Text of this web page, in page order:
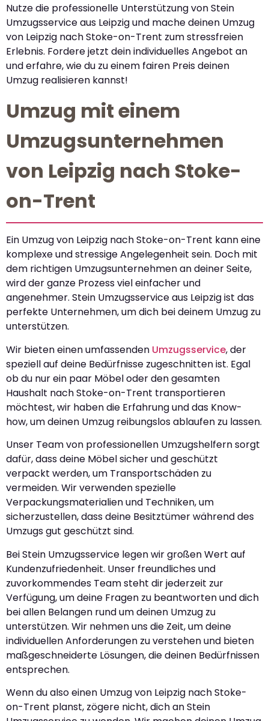
Nutze die professionelle Unterstützung von Stein
Umzugsservice aus Leipzig und mache deinen Umzug
von Leipzig nach Stoke-on-Trent zum stressfreien
Erlebnis. Fordere jetzt dein individuelles Angebot an
und erfahre, wie du zu einem fairen Preis deinen
Umzug realisieren kannst!
Umzug mit einem
Umzugsunternehmen
von Leipzig nach Stoke-
on-Trent
Ein Umzug von Leipzig nach Stoke-on-Trent kann eine
komplexe und stressige Angelegenheit sein. Doch mit
dem richtigen Umzugsunternehmen an deiner Seite,
wird der ganze Prozess viel einfacher und
angenehmer. Stein Umzugsservice aus Leipzig ist das
perfekte Unternehmen, um dich bei deinem Umzug zu
unterstützen.
Wir bieten einen umfassenden Umzugsservice, der
speziell auf deine Bedürfnisse zugeschnitten ist. Egal
ob du nur ein paar Möbel oder den gesamten
Haushalt nach Stoke-on-Trent transportieren
möchtest, wir haben die Erfahrung und das Know-
how, um deinen Umzug reibungslos ablaufen zu lassen.
Unser Team von professionellen Umzugshelfern sorgt
dafür, dass deine Möbel sicher und geschützt
verpackt werden, um Transportschäden zu
vermeiden. Wir verwenden spezielle
Verpackungsmaterialien und Techniken, um
sicherzustellen, dass deine Besitztümer während des
Umzugs gut geschützt sind.
Bei Stein Umzugsservice legen wir großen Wert auf
Kundenzufriedenheit. Unser freundliches und
zuvorkommendes Team steht dir jederzeit zur
Verfügung, um deine Fragen zu beantworten und dich
bei allen Belangen rund um deinen Umzug zu
unterstützen. Wir nehmen uns die Zeit, um deine
individuellen Anforderungen zu verstehen und bieten
maßgeschneiderte Lösungen, die deinen Bedürfnissen
entsprechen.
Wenn du also einen Umzug von Leipzig nach Stoke-
on-Trent planst, zögere nicht, dich an Stein